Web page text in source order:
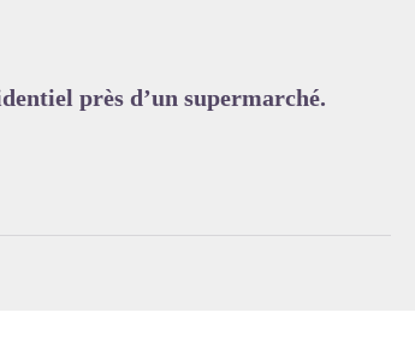
près d’un supermarché.